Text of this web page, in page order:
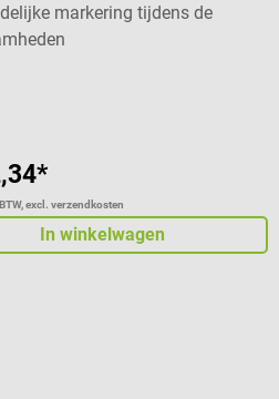
markering tijdens de
excl. verzendkosten
In winkelwagen